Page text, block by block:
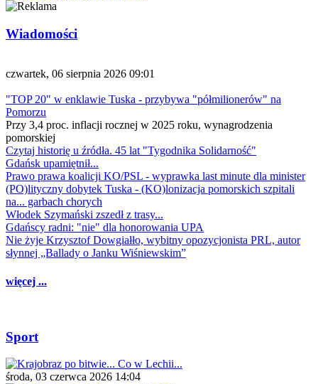
Wiadomości
czwartek, 06 sierpnia 2026 09:01
"TOP 20" w enklawie Tuska - przybywa "półmilionerów" na
Pomorzu
Przy 3,4 proc. inflacji rocznej w 2025 roku, wynagrodzenia
pomorskiej
Czytaj historię u źródła. 45 lat "Tygodnika Solidarność"
Gdańsk upamiętnił...
Prawo prawa koalicji KO/PSL - wyprawka last minute dla minister
(PO)lityczny dobytek Tuska - (KO)lonizacja pomorskich szpitali
na... garbach chorych
Włodek Szymański zszedł z trasy...
Gdańscy radni: "nie" dla honorowania UPA
Nie żyje Krzysztof Dowgiałło, wybitny opozycjonista PRL, autor
słynnej „Ballady o Janku Wiśniewskim”
więcej ...
Sport
środa, 03 czerwca 2026 14:04